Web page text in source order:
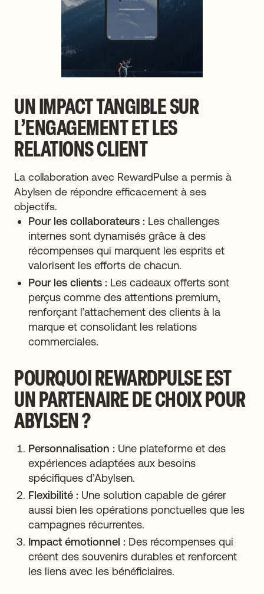
UN IMPACT TANGIBLE SUR
L’ENGAGEMENT ET LES
RELATIONS CLIENT
La collaboration avec RewardPulse a permis à
Abylsen de répondre efficacement à ses
objectifs.
Pour les collaborateurs : Les challenges
internes sont dynamisés grâce à des
récompenses qui marquent les esprits et
valorisent les efforts de chacun.
Pour les clients : Les cadeaux offerts sont
perçus comme des attentions premium,
renforçant l’attachement des clients à la
marque et consolidant les relations
commerciales.
POURQUOI REWARDPULSE EST
UN PARTENAIRE DE CHOIX POUR
ABYLSEN ?
Personnalisation : Une plateforme et des
expériences adaptées aux besoins
spécifiques d’Abylsen.
Flexibilité : Une solution capable de gérer
aussi bien les opérations ponctuelles que les
campagnes récurrentes.
Impact émotionnel : Des récompenses qui
créent des souvenirs durables et renforcent
les liens avec les bénéficiaires.